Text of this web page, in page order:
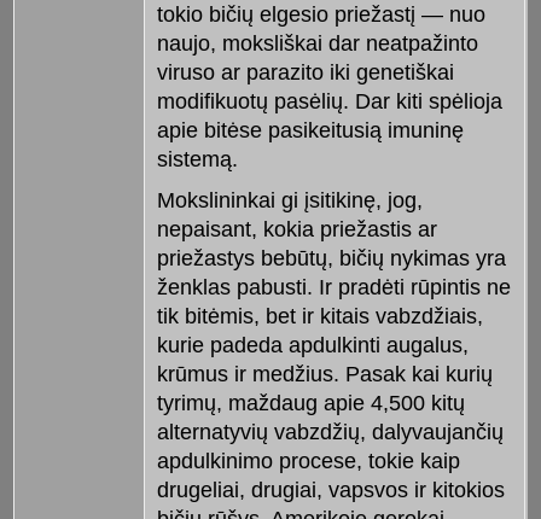
tokio bičių elgesio priežastį — nuo
naujo, moksliškai dar neatpažinto
viruso ar parazito iki genetiškai
modifikuotų pasėlių. Dar kiti spėlioja
apie bitėse pasikeitusią imuninę
sistemą.
Mokslininkai gi įsitikinę, jog,
nepaisant, kokia priežastis ar
priežastys bebūtų, bičių nykimas yra
ženklas pabusti. Ir pradėti rūpintis ne
tik bitėmis, bet ir kitais vabzdžiais,
kurie padeda apdulkinti augalus,
krūmus ir medžius. Pasak kai kurių
tyrimų, maždaug apie 4,500 kitų
alternatyvių vabzdžių, dalyvaujančių
apdulkinimo procese, tokie kaip
drugeliai, drugiai, vapsvos ir kitokios